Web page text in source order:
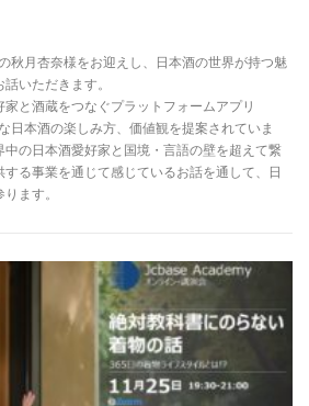
秋月杏奈様をお迎えし、日本酒の世界が持つ魅
いただきます。
と酒蔵をつなぐプラットフォームアプリ
日本酒の楽しみ方、価値観を提案されていま
の日本酒愛好家と国境・言語の壁を超えて繋
る事業を通じて感じているお話を通して、日
ます。